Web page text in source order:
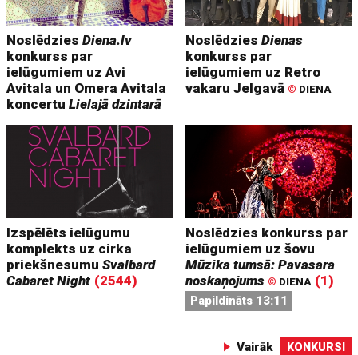
NoslēdziesDiena.lv
konkurss par
ielūgumiem uz Avi
Avitala un Omera Avitala
koncertuLielajā dzintarā
NoslēdziesDienas
konkurss par
ielūgumiem uz Retro
vakaru Jelgavā © DIENA
Izspēlēts ielūgumu
komplekts uz cirka
priekšnesumuSvalbard
Cabaret Night (2544)
Noslēdzies konkurss par
ielūgumiem uz šovu
Mūzika tumsā: Pavasara
noskaņojums © DIENA (1)
Papildināts 13:11
Vairāk KONKURSI